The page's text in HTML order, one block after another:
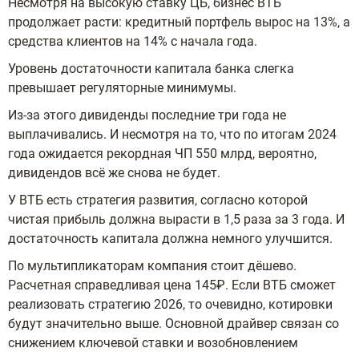
продолжает расти: кредитный портфель вырос на 13%, а
средства клиентов на 14% с начала года.
Уровень достаточности капитала банка слегка
превышает регуляторные минимумы.
Из-за этого дивиденды последние три года не
выплачивались. И несмотря на то, что по итогам 2024
года ожидается рекордная ЧП 550 млрд, вероятно,
дивидендов всё же снова не будет.
У ВТБ есть стратегия развития, согласно которой
чистая прибыль должна вырасти в 1,5 раза за 3 года. И
достаточность капитала должна немного улучшится.
По мультипликаторам компания стоит дёшево.
Расчетная справедливая цена 145₽. Если ВТБ сможет
реализовать стратегию 2026, то очевидно, котировки
будут значительно выше. Основной драйвер связан со
снижением ключевой ставки и возобновлением